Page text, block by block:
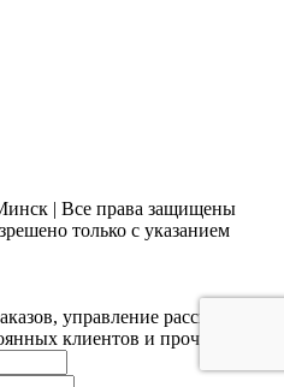
| Все права защищены
только с указанием
управление рассылками,
клиентов и прочее.